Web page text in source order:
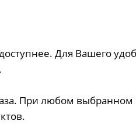
Для Вашего
При любом выбранном